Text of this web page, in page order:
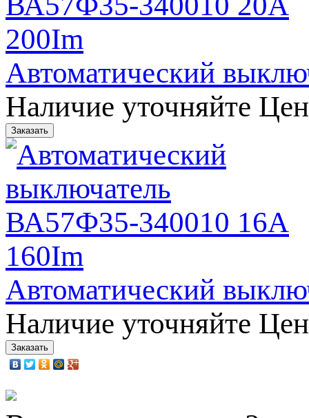
Автоматический
Наличие уточняйте
Автоматический
Наличие уточняйте